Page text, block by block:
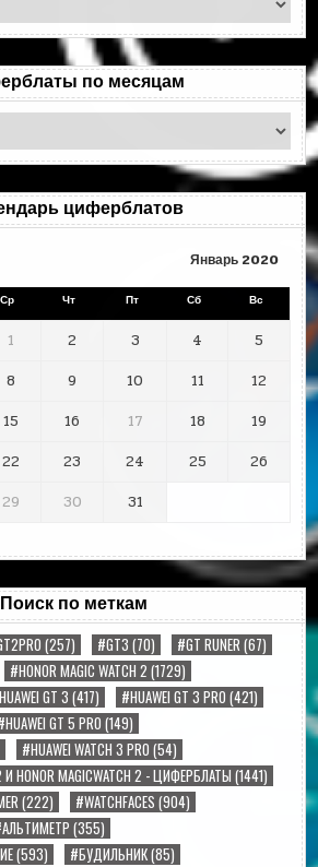
по месяцам
циферблатов
Январь 2020
Ср Чт Пт Сб Вс
1 2 3 4
5
8 9 10 11
12
15 16 17 18
19
22 23 24 25
26
29 30
31
Поиск по меткам
(257) #GT3 (70) #GT RUNER(67)
#HONOR MAGIC WATCH 2 (1729)
GT 3 (417) #HUAWEI GT 3 PRO (421)
GT 5 PRO(149)
#HUAWEI WATCH 3 PRO (54)
И HONOR MAGICWATCH 2 - ЦИФЕРБЛАТЫ (1441)
(222) #WATCHFACES (904)
(355)
(593) #БУДИЛЬНИК(85)